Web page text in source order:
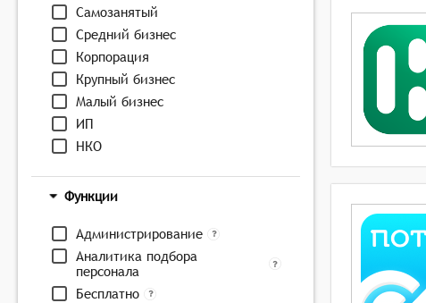
Самозанятый
Средний бизнес
Корпорация
Крупный бизнес
Малый бизнес
ИП
НКО
Функции
Администрирование
Аналитика подбора
персонала
Бесплатно